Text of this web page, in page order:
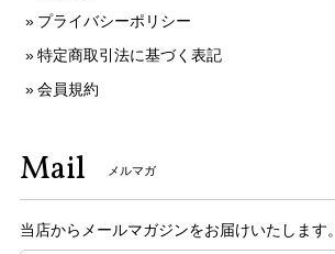
プライバシーポリシー
特定商取引法に基づく表記
会員規約
Mail メルマガ
当店からメールマガジンをお届けいたします。